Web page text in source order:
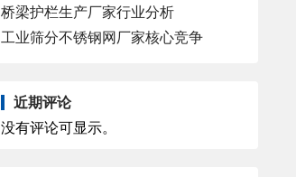
桥梁护栏生产厂家行业分析
工业筛分不锈钢网厂家核心竞争
近期评论
没有评论可显示。